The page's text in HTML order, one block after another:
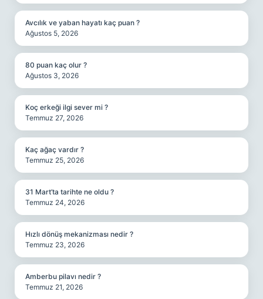
Avcılık ve yaban hayatı kaç puan ?
Ağustos 5, 2026
80 puan kaç olur ?
Ağustos 3, 2026
Koç erkeği ilgi sever mi ?
Temmuz 27, 2026
Kaç ağaç vardır ?
Temmuz 25, 2026
31 Mart’ta tarihte ne oldu ?
Temmuz 24, 2026
Hızlı dönüş mekanizması nedir ?
Temmuz 23, 2026
Amberbu pilavı nedir ?
Temmuz 21, 2026